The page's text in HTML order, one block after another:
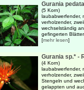
Gurania
(5 Korn)
laubabwerfender,
verholzender,
wechselständig
gefingerten
[mehr lesen]
Gurania sp.* -
(4 Korn)
laubabwerfender,
verholzender,
Stengeln und
gelappten und